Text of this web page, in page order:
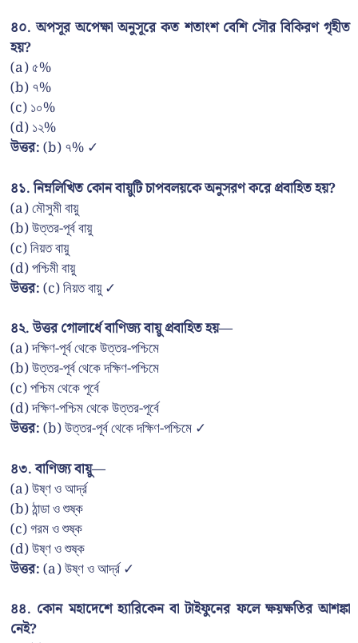
৪০. অপসূর অপেক্ষা অনুসূরে কত শতাংশ বেশি সৌর বিকিরণ গৃহীত
হয়?
(a) ৫%
(b) ৭%
(c) ১০%
(d) ১২%
উত্তর:(b) ৭% ✓
৪১. নিম্নলিখিত কোন বায়ুটি চাপবলয়কে অনুসরণ করে প্রবাহিত হয়?
(a) মৌসুমী বায়ু
(b) উত্তর-পূর্ব বায়ু
(c) নিয়ত বায়ু
(d) পশ্চিমী বায়ু
উত্তর:(c) নিয়ত বায়ু ✓
৪২. উত্তর গোলার্ধে বাণিজ্য বায়ু প্রবাহিত হয়—
(a) দক্ষিণ-পূর্ব থেকে উত্তর-পশ্চিমে
(b) উত্তর-পূর্ব থেকে দক্ষিণ-পশ্চিমে
(c) পশ্চিম থেকে পূর্বে
(d) দক্ষিণ-পশ্চিম থেকে উত্তর-পূর্বে
উত্তর:(b) উত্তর-পূর্ব থেকে দক্ষিণ-পশ্চিমে ✓
৪৩. বাণিজ্য বায়ু—
(a) উষ্ণ ও আর্দ্র
(b) ঠান্ডা ও শুষ্ক
(c) গরম ও শুষ্ক
(d) উষ্ণ ও শুষ্ক
উত্তর:(a) উষ্ণ ও আর্দ্র ✓
৪৪. কোন মহাদেশে হ্যারিকেন বা টাইফুনের ফলে ক্ষয়ক্ষতির আশঙ্কা
নেই?